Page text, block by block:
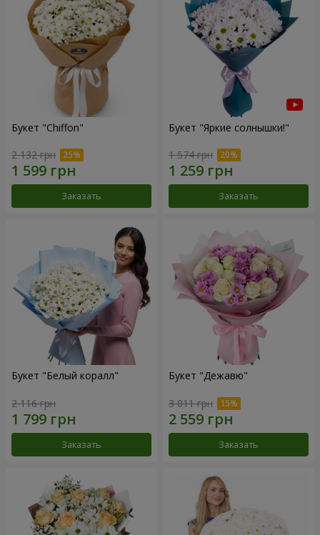
Букет "Chiffon"
2 132 грн
Заказать
Букет "Яркие солнышки!"
1 574 грн
Заказать
Букет "Белый коралл"
2 116 грн
Заказать
Букет "Дежавю"
3 011 грн
Заказать